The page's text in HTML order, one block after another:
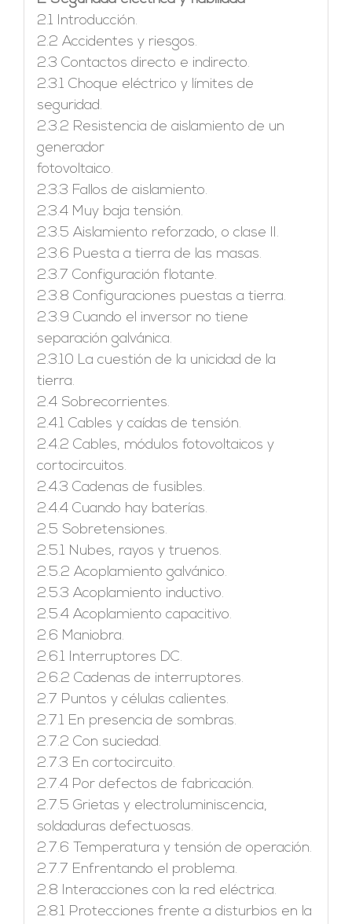
2.1 Introducción.
2.2 Accidentes y riesgos.
2.3 Contactos directo e indirecto.
2.3.1 Choque eléctrico y límites de
seguridad.
2.3.2 Resistencia de aislamiento de un
generador
fotovoltaico.
2.3.3 Fallos de aislamiento.
2.3.4 Muy baja tensión.
2.3.5 Aislamiento reforzado, o clase II.
2.3.6 Puesta a tierra de las masas.
2.3.7 Configuración flotante.
2.3.8 Configuraciones puestas a tierra.
2.3.9 Cuando el inversor no tiene
separación galvánica.
2.3.10 La cuestión de la unicidad de la
tierra.
2.4 Sobrecorrientes.
2.4.1 Cables y caídas de tensión.
2.4.2 Cables, módulos fotovoltaicos y
cortocircuitos.
2.4.3 Cadenas de fusibles.
2.4.4 Cuando hay baterías.
2.5 Sobretensiones.
2.5.1 Nubes, rayos y truenos.
2.5.2 Acoplamiento galvánico.
2.5.3 Acoplamiento inductivo.
2.5.4 Acoplamiento capacitivo.
2.6 Maniobra.
2.6.1 Interruptores DC.
2.6.2 Cadenas de interruptores.
2.7 Puntos y células calientes.
2.7.1 En presencia de sombras.
2.7.2 Con suciedad.
2.7.3 En cortocircuito.
2.7.4 Por defectos de fabricación.
2.7.5 Grietas y electroluminiscencia,
soldaduras defectuosas.
2.7.6 Temperatura y tensión de operación.
2.7.7 Enfrentando el problema.
2.8 Interacciones con la red eléctrica.
2.8.1 Protecciones frente a disturbios en la